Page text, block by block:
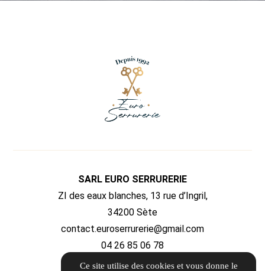
SARL EURO SERRURERIE
ZI des eaux blanches, 13 rue d’Ingril,
34200 Sète
contact.euroserrurerie@gmail.com
04 26 85 06 78
Ce site utilise des cookies et vous donne le